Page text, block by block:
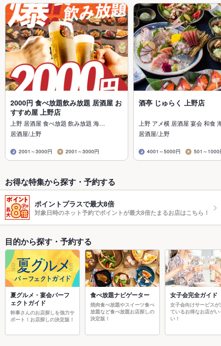
2000円 食べ放題飲み放題 居酒屋 お
すすめ屋 上野店
上野 居酒屋 食べ放題 飲み放題 海…
居酒屋/上野
2001～3000円 2001～3000円
酒亭 じゅらく 上野店
上野 アメ横 居酒屋 宴会 和食
居酒屋/上野
4001～5000円 501～1000
お得な特集から探す・予約する
ポイントプラスで最大8倍
対象日時のネット予約でポイントが最大8倍たまるお店はこちら！
目的から探す・予約する
夏グルメ・宴会パーフ
ェクトガイド
幹事さんのお店探しを強力サ
ポート！お店探しの決定版！
食べ放題ナビゲーター
焼肉食べ放題やスイーツ食べ
放題など食べ放題お店探しの
決定版！
女子会完全ガイド
女子会向けサービスが
ているお得なお店がい
い！